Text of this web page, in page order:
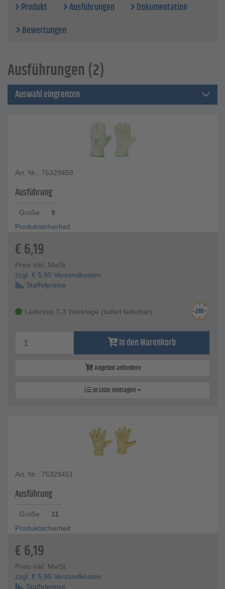
Produkt Ausführungen
Dokumentation
Bewertungen
Ausführungen (2)
Auswahl eingrenzen
Art. Nr.: 75329459
Ausführung
Größe
9
Produktsicherheit
€6,19
Preis inkl. MwSt.
zzgl. € 5,90 Versandkosten
Staffelpreise
Lieferzeit 1-3 Werktage (sofort lieferbar)
In den Warenkorb
Angebot anfordern
In Liste eintragen
Art. Nr.: 75329451
Ausführung
Größe
11
Produktsicherheit
€6,19
Preis inkl. MwSt.
zzgl. € 5,90 Versandkosten
Staffelpreise